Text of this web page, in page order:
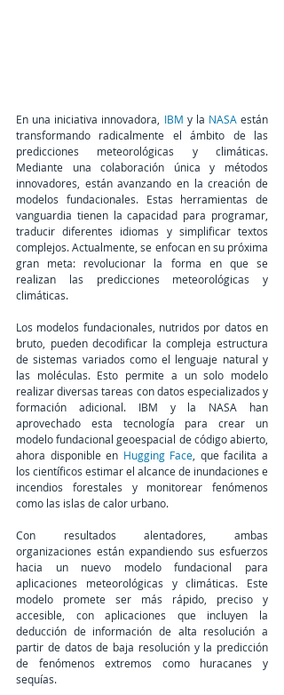
En una iniciativa innovadora, IBM y la NASA están
transformando radicalmente el ámbito de las
predicciones meteorológicas y climáticas.
Mediante una colaboración única y métodos
innovadores, están avanzando en la creación de
modelos fundacionales. Estas herramientas de
vanguardia tienen la capacidad para programar,
traducir diferentes idiomas y simplificar textos
complejos. Actualmente, se enfocan en su próxima
gran meta: revolucionar la forma en que se
realizan las predicciones meteorológicas y
climáticas.
Los modelos fundacionales, nutridos por datos en
bruto, pueden decodificar la compleja estructura
de sistemas variados como el lenguaje natural y
las moléculas. Esto permite a un solo modelo
realizar diversas tareas con datos especializados y
formación adicional. IBM y la NASA han
aprovechado esta tecnología para crear un
modelo fundacional geoespacial de código abierto,
ahora disponible en Hugging Face , que facilita a
los científicos estimar el alcance de inundaciones e
incendios forestales y monitorear fenómenos
como las islas de calor urbano.
Con resultados alentadores, ambas
organizaciones están expandiendo sus esfuerzos
hacia un nuevo modelo fundacional para
aplicaciones meteorológicas y climáticas. Este
modelo promete ser más rápido, preciso y
accesible, con aplicaciones que incluyen la
deducción de información de alta resolución a
partir de datos de baja resolución y la predicción
de fenómenos extremos como huracanes y
sequías.